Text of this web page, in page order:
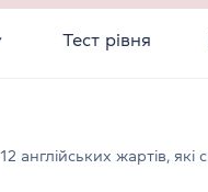
Тест рівня
12 англійських жартів,